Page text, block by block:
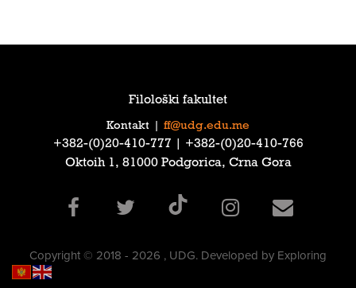
Filološki fakultet
Kontakt ff@udg.edu.me
‎+382-(0)20-410-777‎ | ‎+382-(0)20-410-766‎
Oktoih 1, 81000 Podgorica, Crna Gora
Copyright © 2018 - 2026 , UDG. Developed by Exploring